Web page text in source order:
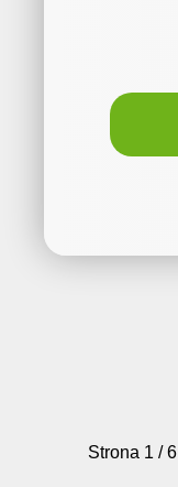
Strona 1 / 6